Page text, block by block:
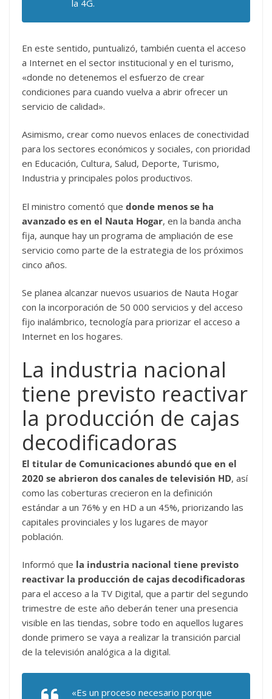
la 4G.
En este sentido, puntualizó, también cuenta el acceso
a Internet en el sector institucional y en el turismo,
«donde no detenemos el esfuerzo de crear
condiciones para cuando vuelva a abrir ofrecer un
servicio de calidad».
Asimismo, crear como nuevos enlaces de conectividad
para los sectores económicos y sociales, con prioridad
en Educación, Cultura, Salud, Deporte, Turismo,
Industria y principales polos productivos.
El ministro comentó que donde menos se ha
avanzado es en el Nauta Hogar, en la banda ancha
fija, aunque hay un programa de ampliación de ese
servicio como parte de la estrategia de los próximos
cinco años.
Se planea alcanzar nuevos usuarios de Nauta Hogar
con la incorporación de 50 000 servicios y del acceso
fijo inalámbrico, tecnología para priorizar el acceso a
Internet en los hogares.
La industria nacional
tiene previsto reactivar
la producción de cajas
decodificadoras
El titular de Comunicaciones abundó que en el
2020 se abrieron dos canales de televisión HD, así
como las coberturas crecieron en la definición
estándar a un 76% y en HD a un 45%, priorizando las
capitales provinciales y los lugares de mayor
población.
Informó que la industria nacional tiene previsto
reactivar la producción de cajas decodificadoras
para el acceso a la TV Digital, que a partir del segundo
trimestre de este año deberán tener una presencia
visible en las tiendas, sobre todo en aquellos lugares
donde primero se vaya a realizar la transición parcial
de la televisión analógica a la digital.
«Es un proceso necesario porque